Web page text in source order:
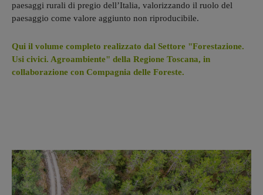
paesaggi rurali di pregio dell’Italia, valorizzando il ruolo del
paesaggio come valore aggiunto non riproducibile.
Qui il volume completo realizzato dal Settore "Forestazione.
Usi civici. Agroambiente" della Regione Toscana, in
collaborazione con Compagnia delle Foreste.